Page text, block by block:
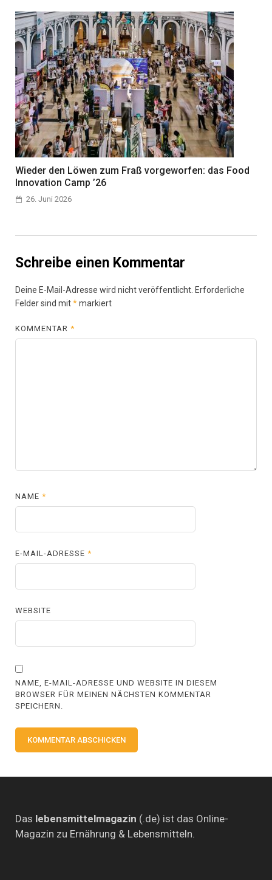
Wieder den Löwen zum Fraß vorgeworfen: das Food
Innovation Camp ’26
26. Juni 2026
Schreibe einen Kommentar
Deine E-Mail-Adresse wird nicht veröffentlicht. Erforderliche
Felder sind mit*markiert
KOMMENTAR*
NAME*
E-MAIL-ADRESSE*
WEBSITE
NAME, E-MAIL-ADRESSE UND WEBSITE IN DIESEM
BROWSER FÜR MEINEN NÄCHSTEN KOMMENTAR
SPEICHERN.
Das lebensmittelmagazin (.de) ist das Online-
Magazin zu Ernährung & Lebensmitteln.